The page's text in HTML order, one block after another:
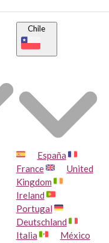
Chile
España
France
United
Kingdom
Ireland
Portugal
Deutschland
Italia
México